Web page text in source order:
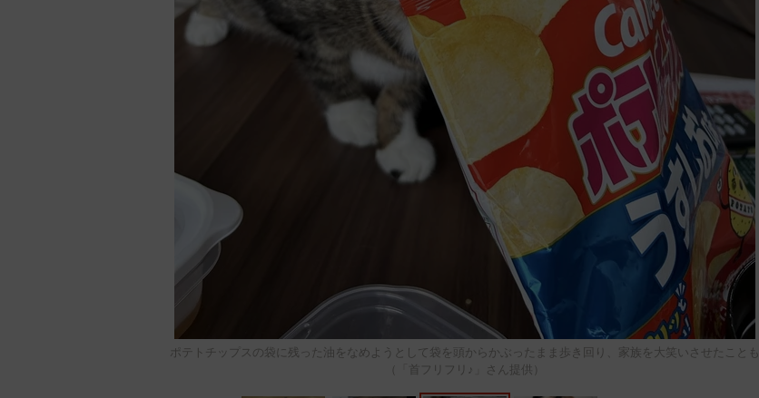
ポテトチップスの袋に残った油をなめようとして袋を頭からかぶったまま歩き回り、家族を大笑いさせたことも
（「首フリフリ♪」さん提供）